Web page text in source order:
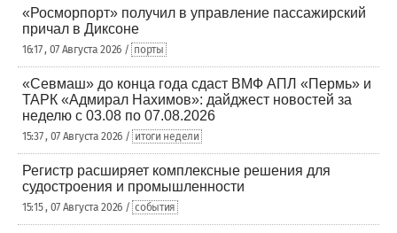
«Росморпорт» получил в управление пассажирский
причал в Диксоне
16:17 , 07 Августа 2026 / порты
«Севмаш» до конца года сдаст ВМФ АПЛ «Пермь» и
ТАРК «Адмирал Нахимов»: дайджест новостей за
неделю с 03.08 по 07.08.2026
15:37 , 07 Августа 2026 / итоги недели
Регистр расширяет комплексные решения для
судостроения и промышленности
15:15 , 07 Августа 2026 / события